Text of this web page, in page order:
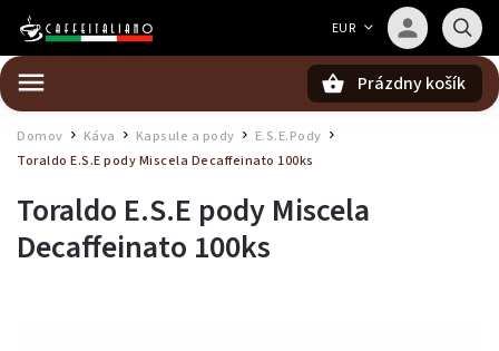
EUR
Prázdny košík
Domov Káva Kapsule a pody E.S.E.Pody
Toraldo E.S.E pody Miscela Decaffeinato 100ks
Toraldo E.S.E pody Miscela
Decaffeinato 100ks
Barista — poradca Caffeitaliano